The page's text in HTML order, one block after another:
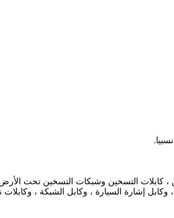
، كابلات التسخين وشبكات التسخين تحت
إشارة السيارة ، وكابل الشبكة ، وكابلات